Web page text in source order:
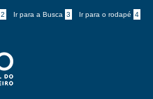
2 Ir para a Busca 3 Ir para o rodapé 4